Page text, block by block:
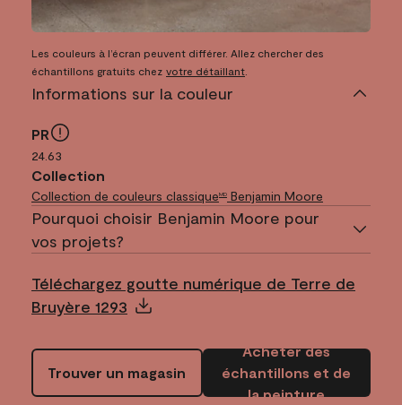
Les couleurs à l’écran peuvent différer. Allez chercher des
échantillons gratuits chez votre détaillant
Informations sur la couleur
PR
24.63
Collection
Collection de couleurs classiqueMD Benjamin Moore
Pourquoi choisir Benjamin Moore pour
vos projets?
Téléchargez goutte numérique de Terre de
Bruyère 1293
Trouver un magasin
Acheter des
échantillons et de
la peinture